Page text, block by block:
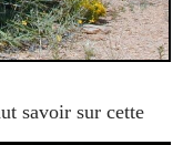
savoir sur cette